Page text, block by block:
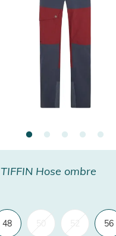
TIFFIN Hose ombre
48 56